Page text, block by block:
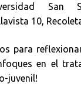
San
10,
para
en el
juvenil!